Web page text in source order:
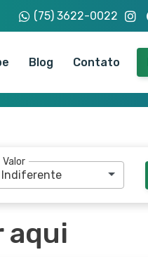
(75) 3622-0022
Blog Contato
Valor
Indiferente
aqui